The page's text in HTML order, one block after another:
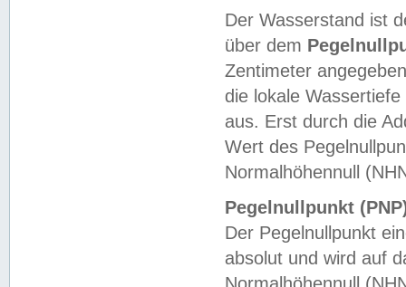
Der Wasserstand ist
über dem
Zentimeter
die lokale
aus. Erst durch die
Wert des
Normalhöhennull
Pegelnullpunkt
Der Pegelnullpunkt
absolut und wird auf